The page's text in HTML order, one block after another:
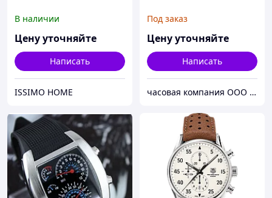
В наличии
Цену уточняйте
Написать
ISSIMO HOME
Под заказ
Цену уточняйте
Написать
часовая компания ООО ШИЦЗЕ